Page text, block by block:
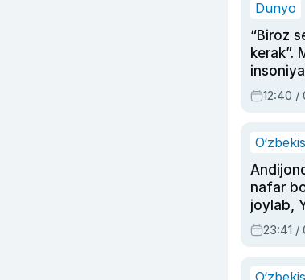
Dunyo
“Biroz
kerak”.
olmay
12:40 /
nafar
joylab,
ayolga
23:41 /